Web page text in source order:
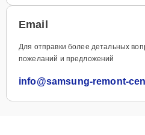
Email
Для отправки более детальных
пожеланий и предложений
info@samsung-remont-